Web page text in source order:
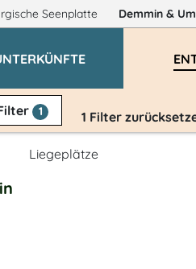
Seenplatte Demmin &
1 1 Filter
Liegeplätze